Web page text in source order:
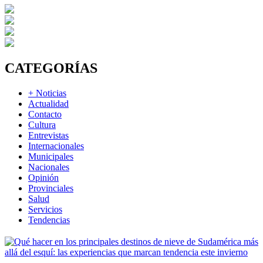
CATEGORÍAS
+ Noticias
Actualidad
Contacto
Cultura
Entrevistas
Internacionales
Municipales
Nacionales
Opinión
Provinciales
Salud
Servicios
Tendencias